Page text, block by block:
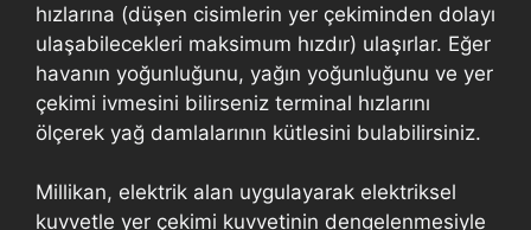
hızlarına (düşen cisimlerin yer çekiminden dolayı
ulaşabilecekleri maksimum hızdır) ulaşırlar. Eğer
havanın yoğunluğunu, yağın yoğunluğunu ve yer
çekimi ivmesini bilirseniz terminal hızlarını
ölçerek yağ damlalarının kütlesini bulabilirsiniz.
Millikan, elektrik alan uygulayarak elektriksel
kuvvetle yer çekimi kuvvetinin dengelenmesiyle